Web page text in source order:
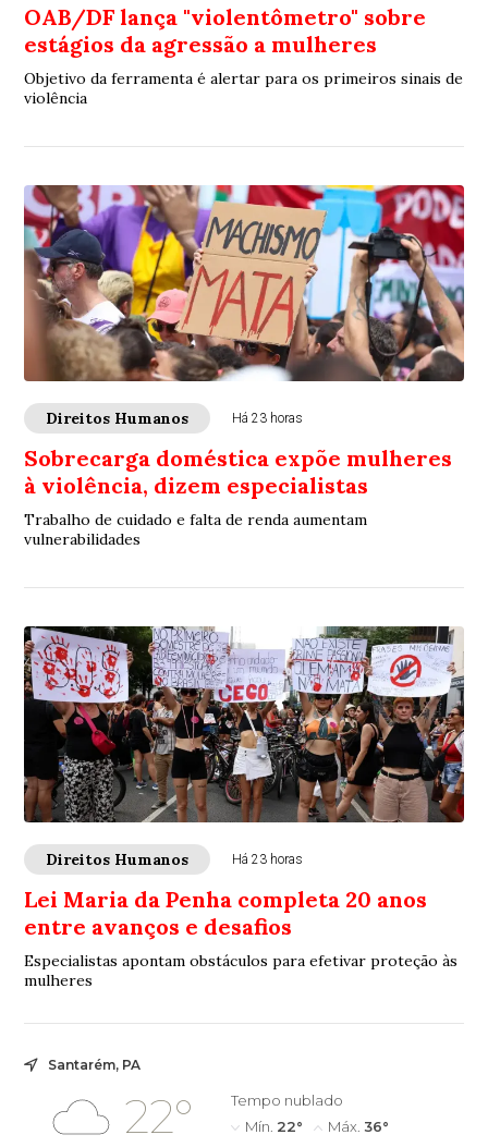
OAB/DF lança "violentômetro" sobre
estágios da agressão a mulheres
Objetivo da ferramenta é alertar para os primeiros sinais de
violência
Direitos Humanos Há 23 horas
Sobrecarga doméstica expõe mulheres
à violência, dizem especialistas
Trabalho de cuidado e falta de renda aumentam
vulnerabilidades
Direitos Humanos Há 23 horas
Lei Maria da Penha completa 20 anos
entre avanços e desafios
Especialistas apontam obstáculos para efetivar proteção às
mulheres
Santarém, PA
22°
Tempo nublado
Mín. 22° Máx. 36°